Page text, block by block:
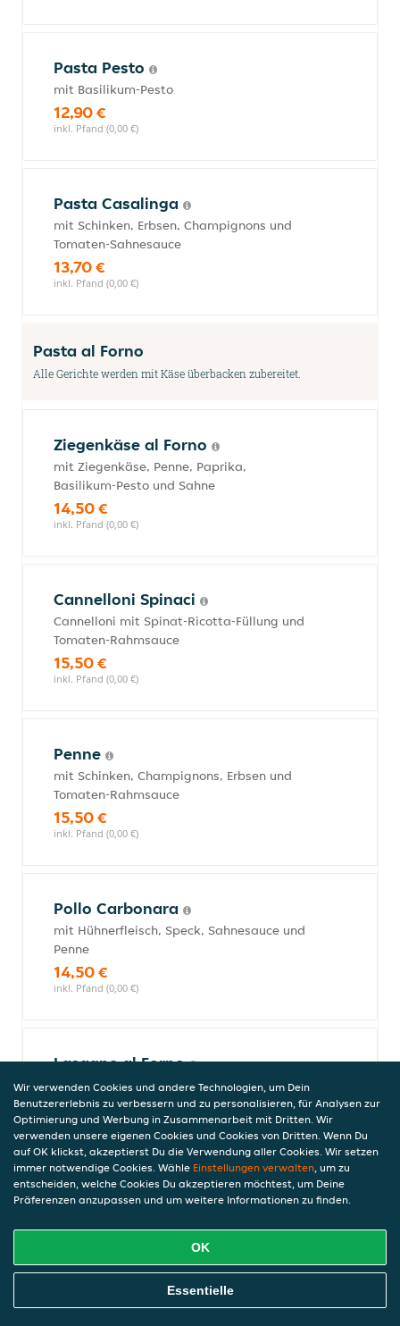
Pasta Pesto
mit Basilikum-Pesto
12,90 €
inkl. Pfand (0,00 €)
Pasta Casalinga
mit Schinken, Erbsen, Champignons und
Tomaten-Sahnesauce
13,70 €
inkl. Pfand (0,00 €)
Pasta al Forno
Alle Gerichte werden mit Käse überbacken zubereitet.
Ziegenkäse al Forno
mit Ziegenkäse, Penne, Paprika,
Basilikum-Pesto und Sahne
14,50 €
inkl. Pfand (0,00 €)
Cannelloni Spinaci
Cannelloni mit Spinat-Ricotta-Füllung und
Tomaten-Rahmsauce
15,50 €
inkl. Pfand (0,00 €)
Penne
mit Schinken, Champignons, Erbsen und
Tomaten-Rahmsauce
15,50 €
inkl. Pfand (0,00 €)
Pollo Carbonara
mit Hühnerfleisch, Speck, Sahnesauce und
Penne
14,50 €
inkl. Pfand (0,00 €)
Lasagne al Forno
mit Hackfleisch-Bolognesesauce
14,50 €
inkl. Pfand (0,00 €)
Risotto
Risotto Huhn und Zucchini
mit Hühnerfleisch, Zucchini, Pilzen und
Safran
Online Essen Bestellen
Wir verwenden Cookies und andere Technologien, um Dein
Benutzererlebnis zu verbessern und zu personalisieren, für Analysen zur
Optimierung und Werbung in Zusammenarbeit mit Dritten. Wir
verwenden unsere eigenen Cookies und Cookies von Dritten. Wenn Du
auf OK klickst, akzeptierst Du die Verwendung aller Cookies. Wir setzen
immer notwendige Cookies. Wähle Einstellungen verwalten, um zu
entscheiden, welche Cookies Du akzeptieren möchtest, um Deine
Präferenzen anzupassen und um weitere Informationen zu finden.
OK
Essentielle